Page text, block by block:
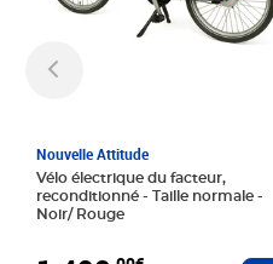
Nouvelle Attitude
Vélo électrique du facteur,
reconditionné - Taille normale -
Noir/ Rouge